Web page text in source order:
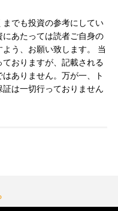
でも投資の参考にしてい
あたっては読者ご自身の
う、お願い致します。 当
おりますが、記載される
ありません。万が一、ト
は一切行っておりません